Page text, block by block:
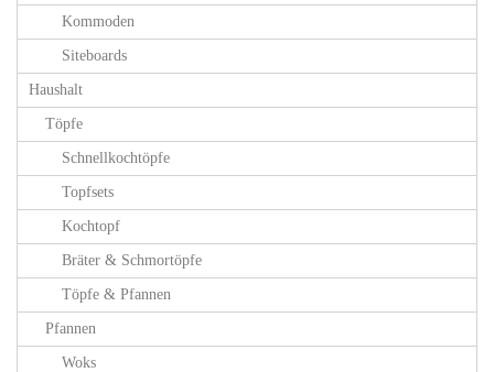
Kommoden
Siteboards
Haushalt
Töpfe
Schnellkochtöpfe
Topfsets
Kochtopf
Bräter & Schmortöpfe
Töpfe & Pfannen
Pfannen
Woks